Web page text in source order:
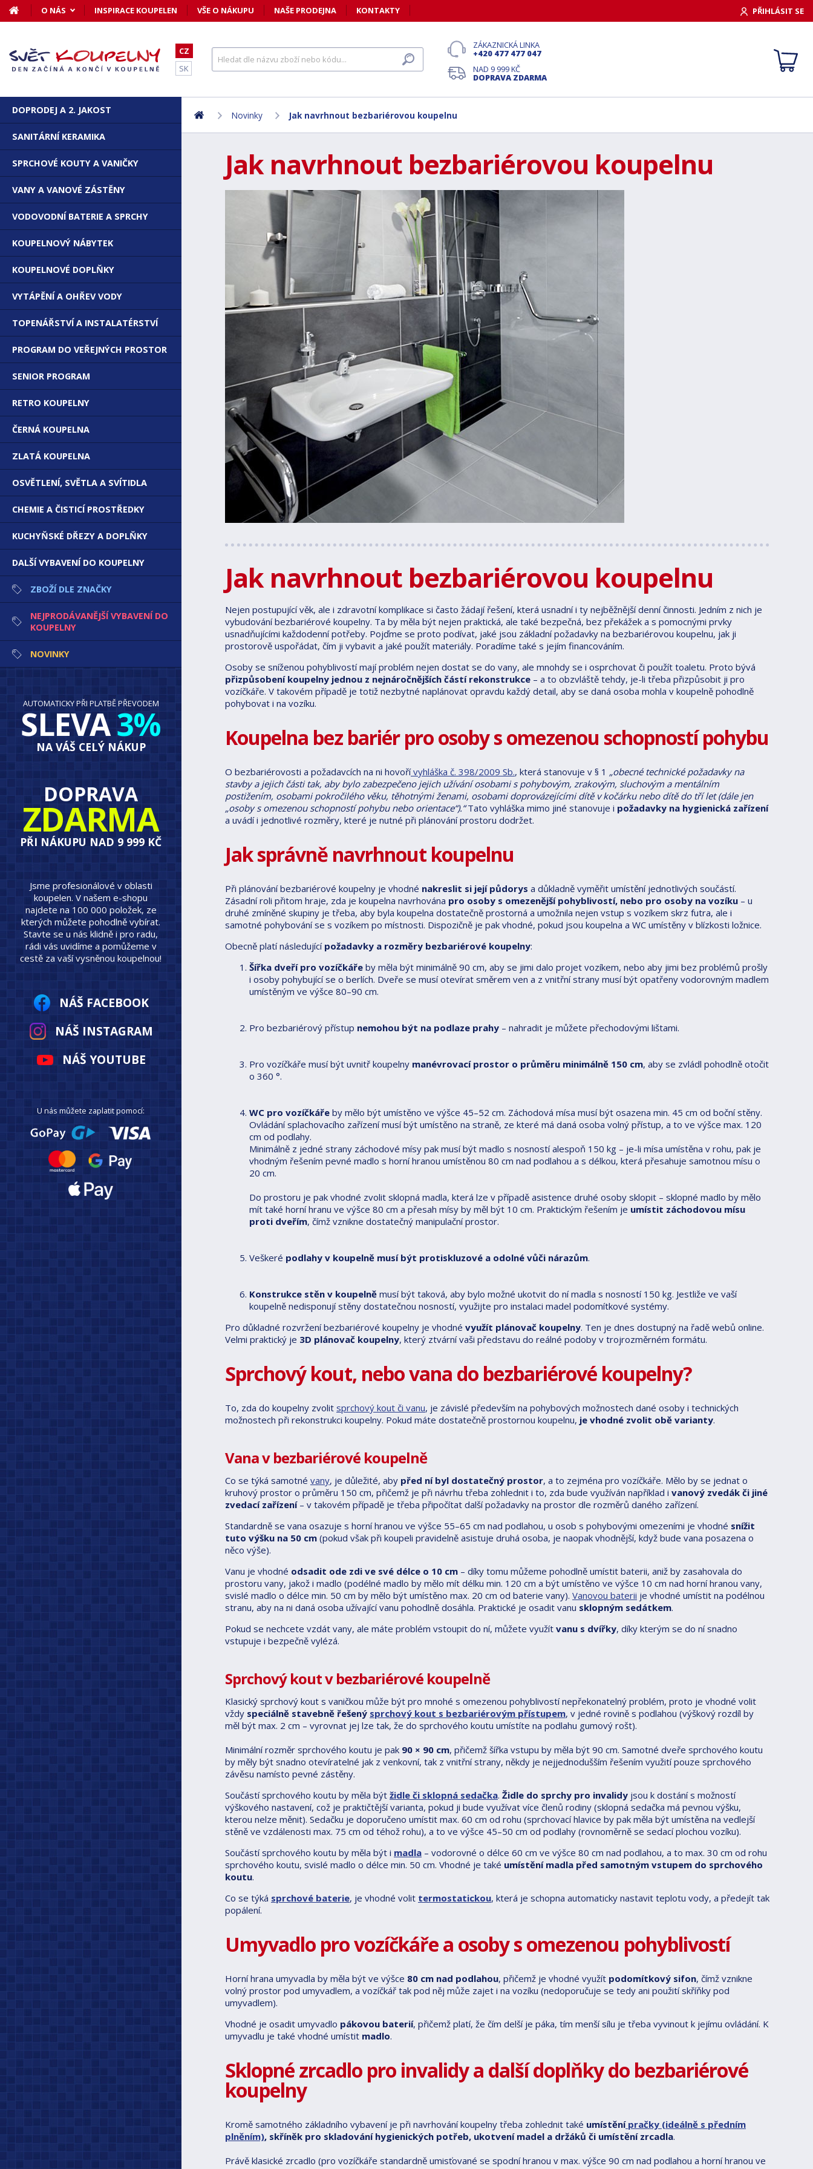
O NÁS INSPIRACE KOUPELEN VŠE O NÁKUPU NAŠE PRODEJNA KONTAKTY PŘIHLÁSIT SE
CZ
SK
ZÁKAZNICKÁ LINKA
+420 477 477 047
NAD 9 999 KČ
DOPRAVA ZDARMA
Novinky Jak navrhnout bezbariérovou koupelnu
Jak navrhnout bezbariérovou koupelnu
Jak navrhnout bezbariérovou koupelnu
Nejen postupující věk, ale i zdravotní komplikace si často žádají řešení, která usnadní i ty nejběžnější denní činnosti. Jedním z nich je
vybudování bezbariérové koupelny. Ta by měla být nejen praktická, ale také bezpečná, bez překážek a s pomocnými prvky
usnadňujícími každodenní potřeby. Pojďme se proto podívat, jaké jsou základní požadavky na bezbariérovou koupelnu, jak ji
prostorově uspořádat, čím ji vybavit a jaké použít materiály. Poradíme také s jejím financováním.
Osoby se sníženou pohyblivostí mají problém nejen dostat se do vany, ale mnohdy se i osprchovat či použít toaletu. Proto bývá
přizpůsobení koupelny jednou z nejnáročnějších částí rekonstrukce – a to obzvláště tehdy, je-li třeba přizpůsobit ji pro
vozíčkáře. V takovém případě je totiž nezbytné naplánovat opravdu každý detail, aby se daná osoba mohla v koupelně pohodlně
pohybovat i na vozíku.
Koupelna bez bariér pro osoby s omezenou schopností pohybu
O bezbariérovosti a požadavcích na ni hovoří vyhláška č. 398/2009 Sb., která stanovuje v § 1 „obecné technické požadavky na
stavby a jejich části tak, aby bylo zabezpečeno jejich užívání osobami s pohybovým, zrakovým, sluchovým a mentálním
postižením, osobami pokročilého věku, těhotnými ženami, osobami doprovázejícími dítě v kočárku nebo dítě do tří let (dále jen
„osoby s omezenou schopností pohybu nebo orientace“).“Tato vyhláška mimo jiné stanovuje i požadavky na hygienická zařízení
a uvádí i jednotlivé rozměry, které je nutné při plánování prostoru dodržet.
Jak správně navrhnout koupelnu
Při plánování bezbariérové koupelny je vhodné nakreslit si její půdorys a důkladně vyměřit umístění jednotlivých součástí.
Zásadní roli přitom hraje, zda je koupelna navrhována pro osoby s omezenější pohyblivostí, nebo pro osoby na vozíku – u
druhé zmíněné skupiny je třeba, aby byla koupelna dostatečně prostorná a umožnila nejen vstup s vozíkem skrz futra, ale i
samotné pohybování se s vozíkem po místnosti. Dispozičně je pak vhodné, pokud jsou koupelna a WC umístěny v blízkosti ložnice.
Obecně platí následující požadavky a rozměry bezbariérové koupelny:
Šířka dveří pro vozíčkáře by měla být minimálně 90 cm, aby se jimi dalo projet vozíkem, nebo aby jimi bez problémů prošly
i osoby pohybující se o berlích. Dveře se musí otevírat směrem ven a z vnitřní strany musí být opatřeny vodorovným madlem
umístěným ve výšce 80–90 cm.
Pro bezbariérový přístup nemohou být na podlaze prahy – nahradit je můžete přechodovými lištami.
Pro vozíčkáře musí být uvnitř koupelny manévrovací prostor o průměru minimálně 150 cm, aby se zvládl pohodlně otočit
o 360 °.
WC pro vozíčkáře by mělo být umístěno ve výšce 45–52 cm. Záchodová mísa musí být osazena min. 45 cm od boční stěny.
Ovládání splachovacího zařízení musí být umístěno na straně, ze které má daná osoba volný přístup, a to ve výšce max. 120
cm od podlahy.
Minimálně z jedné strany záchodové mísy pak musí být madlo s nosností alespoň 150 kg – je-li mísa umístěna v rohu, pak je
vhodným řešením pevné madlo s horní hranou umístěnou 80 cm nad podlahou a s délkou, která přesahuje samotnou mísu o
20 cm.
Do prostoru je pak vhodné zvolit sklopná madla, která lze v případě asistence druhé osoby sklopit – sklopné madlo by mělo
mít také horní hranu ve výšce 80 cm a přesah mísy by měl být 10 cm. Praktickým řešením je umístit záchodovou mísu
proti dveřím, čímž vznikne dostatečný manipulační prostor.
Veškeré podlahy v koupelně musí být protiskluzové a odolné vůči nárazům.
Konstrukce stěn v koupelně musí být taková, aby bylo možné ukotvit do ní madla s nosností 150 kg. Jestliže ve vaší
koupelně nedisponují stěny dostatečnou nosností, využijte pro instalaci madel podomítkové systémy.
Pro důkladné rozvržení bezbariérové koupelny je vhodné využít plánovač koupelny. Ten je dnes dostupný na řadě webů online.
Velmi praktický je 3D plánovač koupelny, který ztvární vaši představu do reálné podoby v trojrozměrném formátu.
Sprchový kout, nebo vana do bezbariérové koupelny?
To, zda do koupelny zvolit sprchový kout či vanu, je závislé především na pohybových možnostech dané osoby i technických
možnostech při rekonstrukci koupelny. Pokud máte dostatečně prostornou koupelnu, je vhodné zvolit obě varianty.
Vana v bezbariérové koupelně
Co se týká samotné vany, je důležité, aby před ní byl dostatečný prostor, a to zejména pro vozíčkáře. Mělo by se jednat o
kruhový prostor o průměru 150 cm, přičemž je při návrhu třeba zohlednit i to, zda bude využíván například i vanový zvedák či jiné
zvedací zařízení– v takovém případě je třeba připočítat další požadavky na prostor dle rozměrů daného zařízení.
Standardně se vana osazuje s horní hranou ve výšce 55–65 cm nad podlahou, u osob s pohybovými omezeními je vhodné snížit
tuto výšku na 50 cm (pokud však při koupeli pravidelně asistuje druhá osoba, je naopak vhodnější, když bude vana posazena o
něco výše).
Vanu je vhodné odsadit ode zdi ve své délce o 10 cm – díky tomu můžeme pohodlně umístit baterii, aniž by zasahovala do
prostoru vany, jakož i madlo (podélné madlo by mělo mít délku min. 120 cm a být umístěno ve výšce 10 cm nad horní hranou vany,
svislé madlo o délce min. 50 cm by mělo být umístěno max. 20 cm od baterie vany). Vanovou baterii je vhodné umístit na podélnou
stranu, aby na ni daná osoba užívající vanu pohodlně dosáhla. Praktické je osadit vanu sklopným sedátkem.
Pokud se nechcete vzdát vany, ale máte problém vstoupit do ní, můžete využít vanu s dvířky, díky kterým se do ní snadno
vstupuje i bezpečně vylézá.
Sprchový kout v bezbariérové koupelně
Klasický sprchový kout s vaničkou může být pro mnohé s omezenou pohyblivostí nepřekonatelný problém, proto je vhodné volit
vždy speciálně stavebně řešený sprchový kout s bezbariérovým přístupem, v jedné rovině s podlahou (výškový rozdíl by
měl být max. 2 cm – vyrovnat jej lze tak, že do sprchového koutu umístíte na podlahu gumový rošt).
Minimální rozměr sprchového koutu je pak 90 × 90 cm, přičemž šířka vstupu by měla být 90 cm. Samotné dveře sprchového koutu
by měly být snadno otevíratelné jak z venkovní, tak z vnitřní strany, někdy je nejjednodušším řešením využití pouze sprchového
závěsu namísto pevné zástěny.
Součástí sprchového koutu by měla být židle či sklopná sedačka. Židle do sprchy pro invalidy jsou k dostání s možností
výškového nastavení, což je praktičtější varianta, pokud ji bude využívat více členů rodiny (sklopná sedačka má pevnou výšku,
kterou nelze měnit). Sedačku je doporučeno umístit max. 60 cm od rohu (sprchovací hlavice by pak měla být umístěna na vedlejší
stěně ve vzdálenosti max. 75 cm od téhož rohu), a to ve výšce 45–50 cm od podlahy (rovnoměrně se sedací plochou vozíku).
Součástí sprchového koutu by měla být i madla – vodorovné o délce 60 cm ve výšce 80 cm nad podlahou, a to max. 30 cm od rohu
sprchového koutu, svislé madlo o délce min. 50 cm. Vhodné je také umístění madla před samotným vstupem do sprchového
koutu.
Co se týká sprchové baterie, je vhodné volit termostatickou, která je schopna automaticky nastavit teplotu vody, a předejít tak
popálení.
Umyvadlo pro vozíčkáře a osoby s omezenou pohyblivostí
Horní hrana umyvadla by měla být ve výšce 80 cm nad podlahou, přičemž je vhodné využít podomítkový sifon, čímž vznikne
volný prostor pod umyvadlem, a vozíčkář tak pod něj může zajet i na vozíku (nedoporučuje se tedy ani použití skříňky pod
umyvadlem).
Vhodné je osadit umyvadlo pákovou baterií, přičemž platí, že čím delší je páka, tím menší sílu je třeba vyvinout k jejímu ovládání. K
umyvadlu je také vhodné umístit madlo.
Sklopné zrcadlo pro invalidy a další doplňky do bezbariérové
koupelny
Kromě samotného základního vybavení je při navrhování koupelny třeba zohlednit také umístění pračky (ideálně s předním
plněním), skříněk pro skladování hygienických potřeb, ukotvení madel a držáků či umístění zrcadla.
Právě klasické zrcadlo (pro vozíčkáře standardně umisťované se spodní hranou v max. výšce 90 cm nad podlahou a horní hranou ve
DOPRODEJ A 2. JAKOST
SANITÁRNÍ KERAMIKA
SPRCHOVÉ KOUTY A VANIČKY
VANY A VANOVÉ ZÁSTĚNY
VODOVODNÍ BATERIE A SPRCHY
KOUPELNOVÝ NÁBYTEK
KOUPELNOVÉ DOPLŇKY
VYTÁPĚNÍ A OHŘEV VODY
TOPENÁŘSTVÍ A INSTALATÉRSTVÍ
PROGRAM DO VEŘEJNÝCH PROSTOR
SENIOR PROGRAM
RETRO KOUPELNY
ČERNÁ KOUPELNA
ZLATÁ KOUPELNA
OSVĚTLENÍ, SVĚTLA A SVÍTIDLA
CHEMIE A ČISTICÍ PROSTŘEDKY
KUCHYŇSKÉ DŘEZY A DOPLŇKY
DALŠÍ VYBAVENÍ DO KOUPELNY
ZBOŽÍ DLE ZNAČKY
NEJPRODÁVANĚJŠÍ VYBAVENÍ DO
KOUPELNY
NOVINKY
AUTOMATICKY PŘI PLATBĚ PŘEVODEM
SLEVA3%
NA VÁŠ CELÝ NÁKUP
DOPRAVA
ZDARMA
PŘI NÁKUPU NAD 9 999 KČ
Jsme profesionálové v oblasti
koupelen. V našem e-shopu
najdete na 100 000 položek, ze
kterých můžete pohodlně vybírat.
Stavte se u nás klidně i pro radu,
rádi vás uvidíme a pomůžeme v
cestě za vaší vysněnou koupelnou!
NÁŠ FACEBOOK
NÁŠ INSTAGRAM
NÁŠ YOUTUBE
U nás můžete zaplatit pomocí: